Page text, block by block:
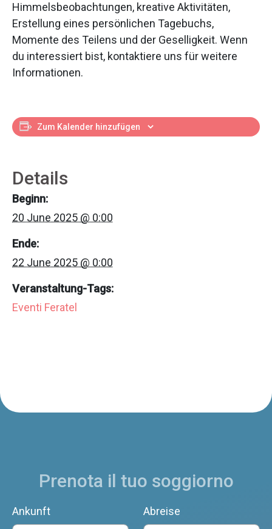
Himmelsbeobachtungen, kreative Aktivitäten,
Erstellung eines persönlichen Tagebuchs,
Momente des Teilens und der Geselligkeit. Wenn
du interessiert bist, kontaktiere uns für weitere
Informationen.
Zum Kalender hinzufügen
Details
Beginn:
20 June 2025 @ 0:00
Ende:
22 June 2025 @ 0:00
Veranstaltung-Tags:
Eventi Feratel
Prenota il tuo soggiorno
Ankunft Abreise